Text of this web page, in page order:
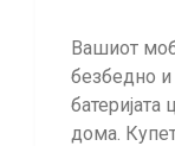
Вашиот
безбедно
дома.